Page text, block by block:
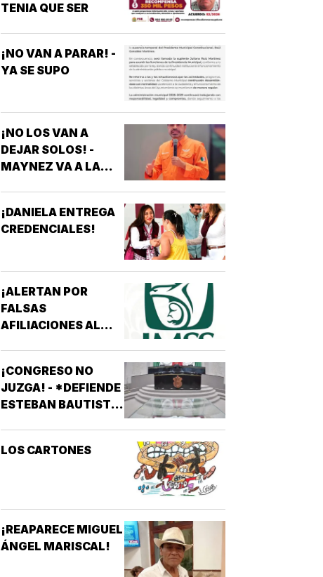
TENIA QUE SER
¡NO VAN A PARAR! -
YA SE SUPO
¡NO LOS VAN A
DEJAR SOLOS! -
MAYNEZ VA A LA
¡DANIELA ENTREGA
CREDENCIALES!
¡ALERTAN POR
FALSAS
AFILIACIONES AL
SOCIALES
¡CONGRESO NO
JUZGA! - *DEFIENDE
ESTEBAN BAUTISTA
LOS CARTONES
¡REAPARECE MIGUEL
ÁNGEL MARISCAL!